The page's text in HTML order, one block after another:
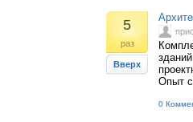
5
раз
Вверх
Опыт
0